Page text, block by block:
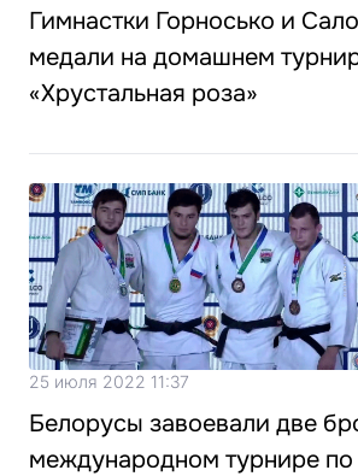
Гимнастки Горносько и
медали на домашнем
«Хрустальная роза»
25 июля 2022 11:37
Белорусы завоевали две
международном турнире